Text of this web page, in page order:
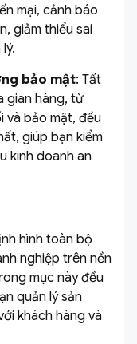
mại, cảnh báo
giảm thiểu sai
bảo mật: Tất
gian hàng, từ
và bảo mật, đều
giúp bạn kiểm
kinh doanh an
hình toàn bộ
nghiệp trên nền
mục này đều
quản lý sản
khách hàng và